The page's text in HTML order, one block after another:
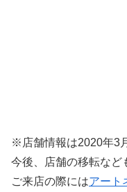
※店舗情報は2020年3
今後、店舗の移転など
ご来店の際にはアート